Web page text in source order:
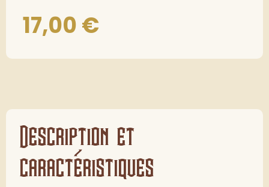
17,00€
Description et
caractéristiques